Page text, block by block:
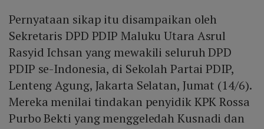
Pernyataan sikap itu disampaikan oleh
Sekretaris DPD PDIP Maluku Utara Asrul
Rasyid Ichsan yang mewakili seluruh DPD
PDIP se-Indonesia, di Sekolah Partai PDIP,
Lenteng Agung, Jakarta Selatan, Jumat (14/6).
Mereka menilai tindakan penyidik KPK Rossa
Purbo Bekti yang menggeledah Kusnadi dan